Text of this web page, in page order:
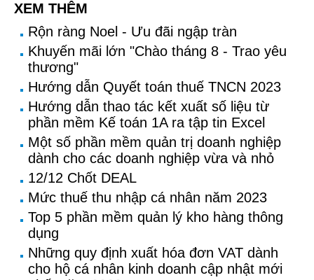
XEM THÊM
Rộn ràng Noel - Ưu đãi ngập tràn
Khuyến mãi lớn "Chào tháng 8 - Trao yêu
thương"
Hướng dẫn Quyết toán thuế TNCN 2023
Hướng dẫn thao tác kết xuất số liệu từ
phần mềm Kế toán 1A ra tập tin Excel
Một số phần mềm quản trị doanh nghiệp
dành cho các doanh nghiệp vừa và nhỏ
12/12 Chốt DEAL
Mức thuế thu nhập cá nhân năm 2023
Top 5 phần mềm quản lý kho hàng thông
dụng
Những quy định xuất hóa đơn VAT dành
cho hộ cá nhân kinh doanh cập nhật mới